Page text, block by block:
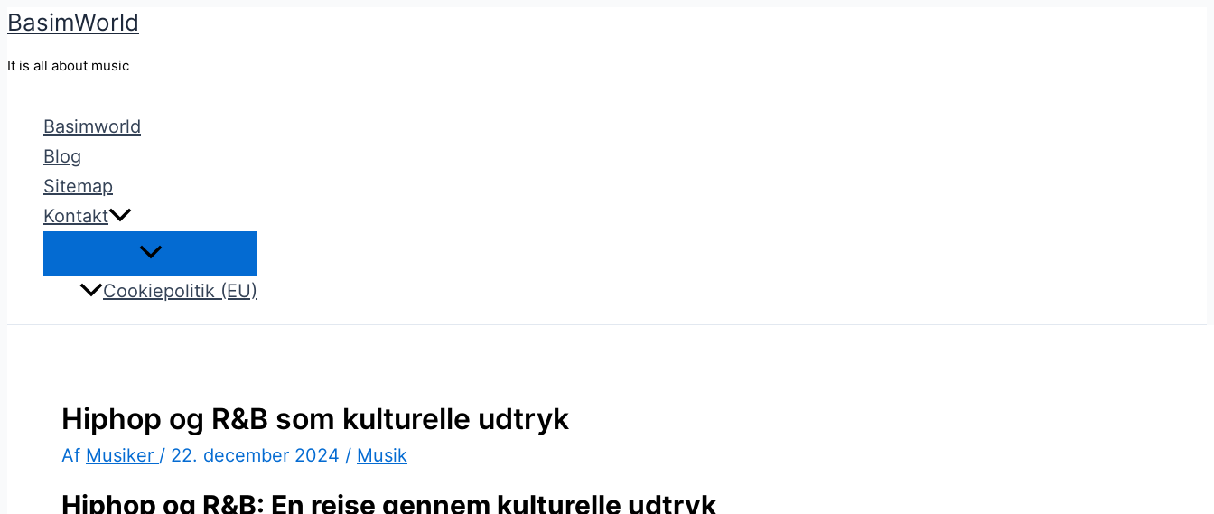
Gå
BasimWorld
It is all about music
Basimworld
Blog
Sitemap
Kontakt
Cookiepolitik (EU)
Hiphop og R&B som kulturelle udtryk
Af Musiker / 22. december 2024 / Musik
Hiphop og R&B: En rejse gennem kulturelle udtryk